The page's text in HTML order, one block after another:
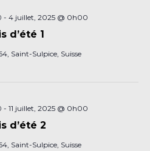
d’été 1
- 4 juillet, 2025 @ 0h00
Saint-Sulpice, Suisse
d’été 2
- 11 juillet, 2025 @ 0h00
Saint-Sulpice, Suisse